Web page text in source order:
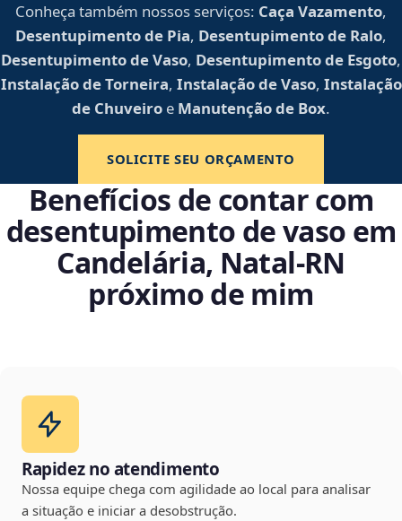
Conheça também nossos serviços: Caça Vazamento,
Desentupimento de Pia, Desentupimento de Ralo,
Desentupimento de Vaso, Desentupimento de Esgoto,
Instalação de Torneira, Instalação de Vaso, Instalação
de Chuveiro e Manutenção de Box.
SOLICITE SEU ORÇAMENTO
Benefícios de contar com
desentupimento de vaso em
Candelária, Natal‑RN
próximo de mim
Rapidez no atendimento
Nossa equipe chega com agilidade ao local para analisar
a situação e iniciar a desobstrução.